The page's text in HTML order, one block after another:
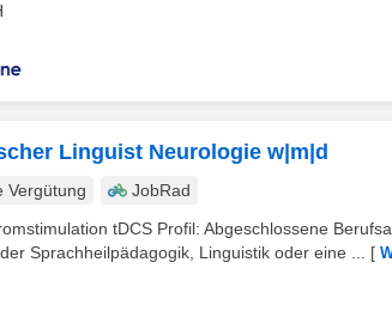
Linguist Neurologie w|m|d
Vergütung
JobRad
tDCS Profil: Abgeschlossene
Sprachheilpädagogik, Linguistik oder eine ... [